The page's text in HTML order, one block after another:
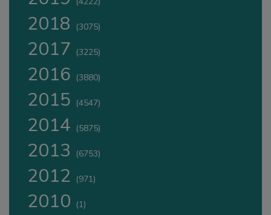
2018 (3075)
2017 (3225)
2016 (3880)
2015 (4547)
2014 (5875)
2013 (6753)
2012 (971)
2010 (1)